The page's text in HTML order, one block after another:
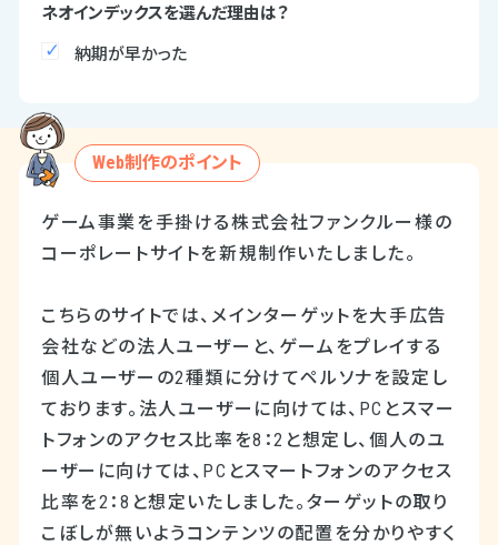
ネオインデックスを選んだ理由は？
納期が早かった
Web制作のポイント
ゲーム事業を手掛ける株式会社ファンクルー様の
コーポレートサイトを新規制作いたしました。
こちらのサイトでは、メインターゲットを大手広告
会社などの法人ユーザーと、ゲームをプレイする
個人ユーザーの2種類に分けてペルソナを設定し
ております。法人ユーザーに向けては、PCとスマー
トフォンのアクセス比率を8：2と想定し、個人のユ
ーザーに向けては、PCとスマートフォンのアクセス
比率を2：8と想定いたしました。ターゲットの取り
こぼしが無いようコンテンツの配置を分かりやすく